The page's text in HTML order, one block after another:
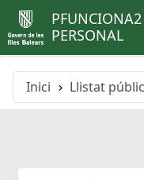
PFUNCIONA2
PERSONAL
Inici Llistat